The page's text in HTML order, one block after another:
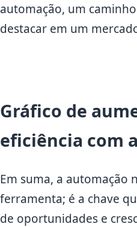
automação, um
destacar em um
Gráfico de
eficiência com
Em suma, a automação
ferramenta; é a chave
de oportunidades e